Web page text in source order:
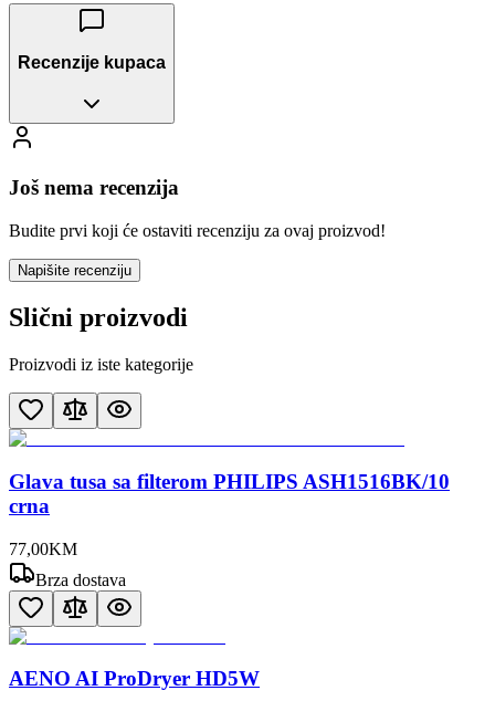
Recenzije kupaca
Još nema recenzija
Budite prvi koji će ostaviti recenziju za ovaj proizvod!
Napišite recenziju
Slični proizvodi
Proizvodi iz iste kategorije
Glava tusa sa filterom PHILIPS ASH1516BK/10
crna
77,00KM
Brza dostava
AENO AI ProDryer HD5W